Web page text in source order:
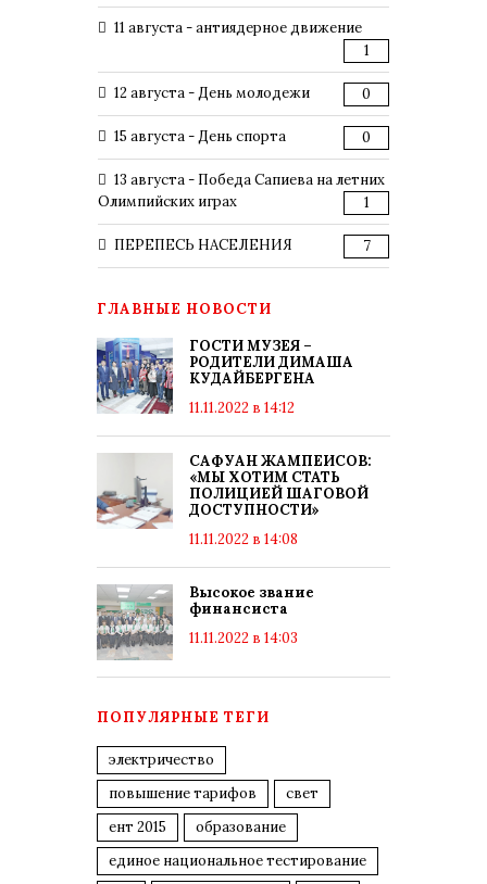
11 августа - антиядерное движение
1
12 августа - День молодежи 0
15 августа - День спорта 0
13 августа - Победа Сапиева на летних
Олимпийских играх
1
ПЕРЕПЕСЬ НАСЕЛЕНИЯ 7
ГЛАВНЫЕ НОВОСТИ
ГОСТИ МУЗЕЯ –
РОДИТЕЛИ ДИМАША
КУДАЙБЕРГЕНА
11.11.2022 в 14:12
САФУАН ЖАМПЕИСОВ:
«МЫ ХОТИМ СТАТЬ
ПОЛИЦИЕЙ ШАГОВОЙ
ДОСТУПНОСТИ»
11.11.2022 в 14:08
Высокое звание
финансиста
11.11.2022 в 14:03
ПОПУЛЯРНЫЕ ТЕГИ
электричество
повышение тарифов
свет
ент 2015
образование
единое национальное тестирование